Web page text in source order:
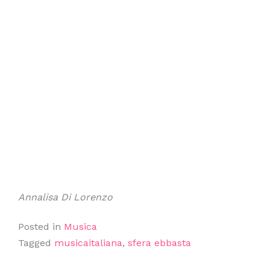
Annalisa Di Lorenzo
Posted in Musica
Tagged musicaitaliana, sfera ebbasta